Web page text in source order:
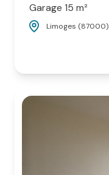
Garage 15 m²
Limoges (87000)